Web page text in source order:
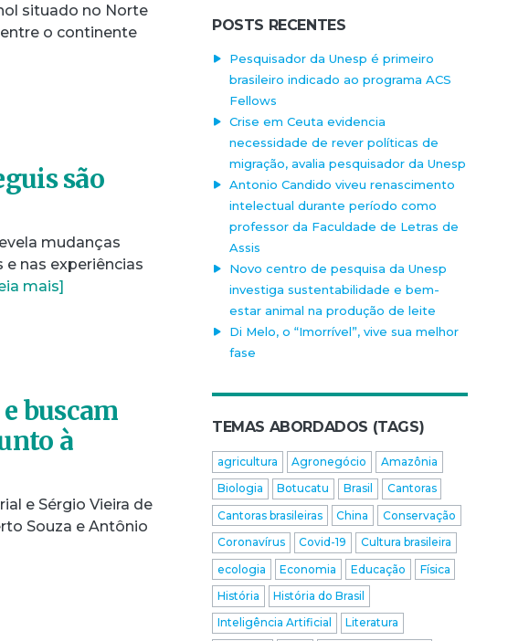
situado no Norte
o continente
são
mudanças
nas experiências
mais]
buscam
à
e Sérgio Vieira de
Souza e Antônio
POSTS RECENTES
Pesquisador da Unesp é primeiro
brasileiro indicado ao programa ACS
Fellows
Crise em Ceuta evidencia
necessidade de rever políticas de
migração, avalia pesquisador da Unesp
Antonio Candido viveu renascimento
intelectual durante período como
professor da Faculdade de Letras de
Assis
Novo centro de pesquisa da Unesp
investiga sustentabilidade e bem-
estar animal na produção de leite
Di Melo, o “Imorrível”, vive sua melhor
fase
TEMAS ABORDADOS (TAGS)
agricultura Agronegócio
Amazônia
Biologia
Botucatu Brasil
Cantoras
Cantoras brasileiras
China
Conservação
Coronavírus
Covid-19
Cultura brasileira
ecologia
Economia Educação
Física
História
História do Brasil
Inteligência Artificial
Literatura